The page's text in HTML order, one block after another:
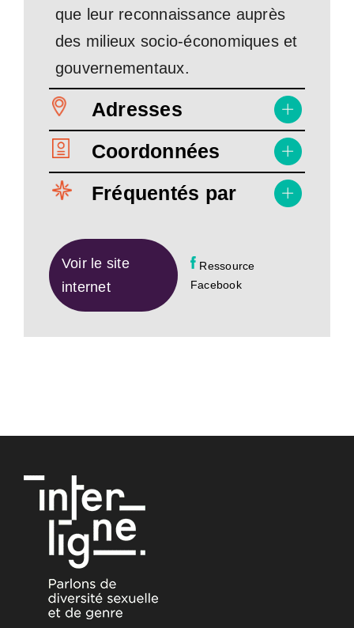
que leur reconnaissance auprès
des milieux socio-économiques et
gouvernementaux.
Adresses
Coordonnées
Fréquentés par
Voir le site
internet
Ressource
Facebook